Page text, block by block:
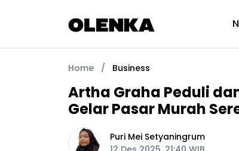
Home / Business
Artha Graha Peduli
Gelar Pasar Murah
Puri Mei Setyaningrum